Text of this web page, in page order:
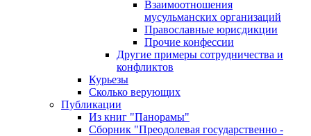
Взаимоотношения
мусульманских организаций
Православные юрисдикции
Прочие конфессии
Другие примеры сотрудничества и
конфликтов
Курьезы
Сколько верующих
Публикации
Из книг "Панорамы"
Сборник "Преодолевая государственно -